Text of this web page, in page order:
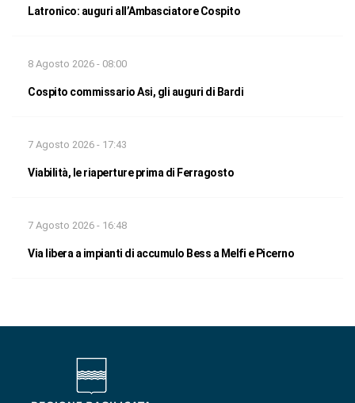
Latronico: auguri all’Ambasciatore Cospito
8 Agosto 2026 - 08:00
Cospito commissario Asi, gli auguri di Bardi
7 Agosto 2026 - 17:43
Viabilità, le riaperture prima di Ferragosto
7 Agosto 2026 - 16:48
Via libera a impianti di accumulo Bess a Melfi e Picerno